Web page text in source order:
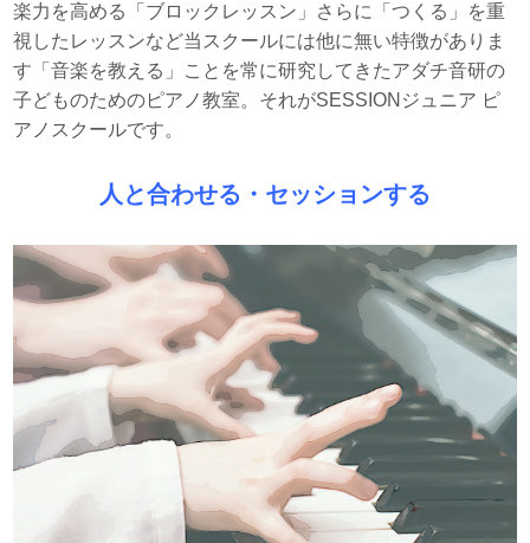
楽力を高める「ブロックレッスン」さらに「つくる」を重
視したレッスンなど当スクールには他に無い特徴がありま
す「音楽を教える」ことを常に研究してきたアダチ音研の
子どものためのピアノ教室。それがSESSIONジュニア ピ
アノスクールです。
人と合わせる・セッションする